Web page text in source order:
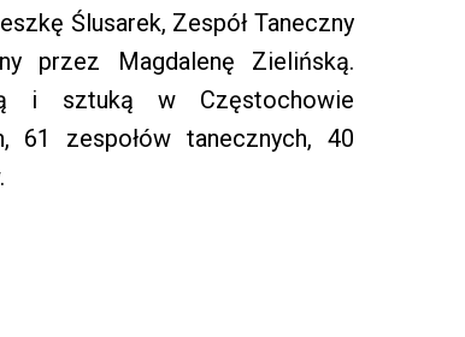
Ślusarek, Zespół Taneczny
przez Magdalenę Zielińską.
i sztuką w Częstochowie
61 zespołów tanecznych, 40